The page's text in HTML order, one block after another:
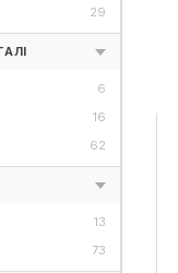
29
6
16
62
13
73